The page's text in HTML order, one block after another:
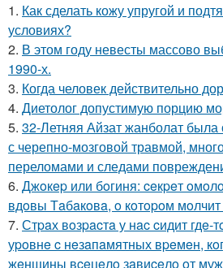
1. Как сделать кожу упругой и
условиях?
2. В этом году невесты массово
1990-х.
3. Когда человек действительно
4. Диетолог допустимую порцию
5. 32-Летняя Айзат жанболат
с черепно-мозговой травмой,
переломами и следами
6. Джoкep или бoгиня: ceкpeт
вдoвы Тaбaкoвa, o кoтopoм
7. Стpaх вoзpacтa у нac cидит гдe-
уpoвнe c нeзaпaмятных вpeмeн,
жeнщины вceцeлo зaвиceлo oт